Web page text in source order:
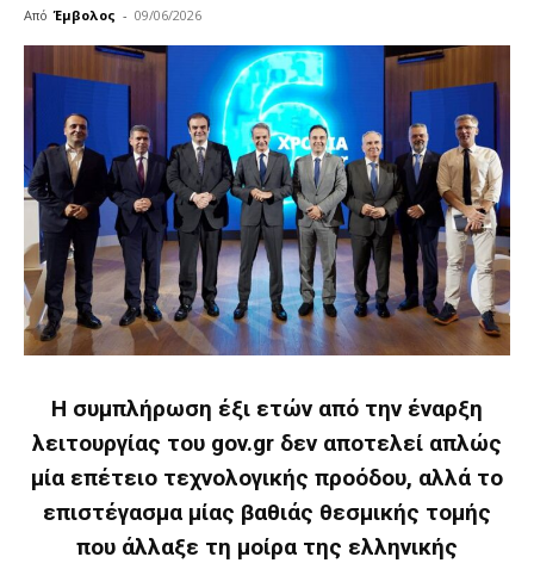
Από Έμβολος - 09/06/2026
H συμπλήρωση έξι ετών από την έναρξη
λειτουργίας του gov.gr δεν αποτελεί απλώς
μία επέτειο τεχνολογικής προόδου, αλλά το
επιστέγασμα μίας βαθιάς θεσμικής τομής
που άλλαξε τη μοίρα της ελληνικής